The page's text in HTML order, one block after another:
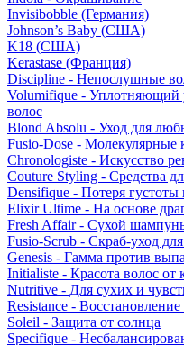
Invisibobble (Германия)
Johnson’s Baby (США)
K18 (США)
Kerastase (Франция)
Discipline - Непослушные
Volumifique - Уплотняющий
волос
Blond Absolu - Уход для
Fusio-Dose - Молекулярные
Chronologiste - Искусство
Couture Styling - Средства
Densifique - Потеря густоты
Elixir Ultime - На основе
Fresh Affair - Сухой
Fusio-Scrub - Скраб-уход
Genesis - Гамма против
Initialiste - Красота волос от
Nutritive - Для сухих и
Resistance - Восстановление
Soleil - Защита от солнца
Specifique -